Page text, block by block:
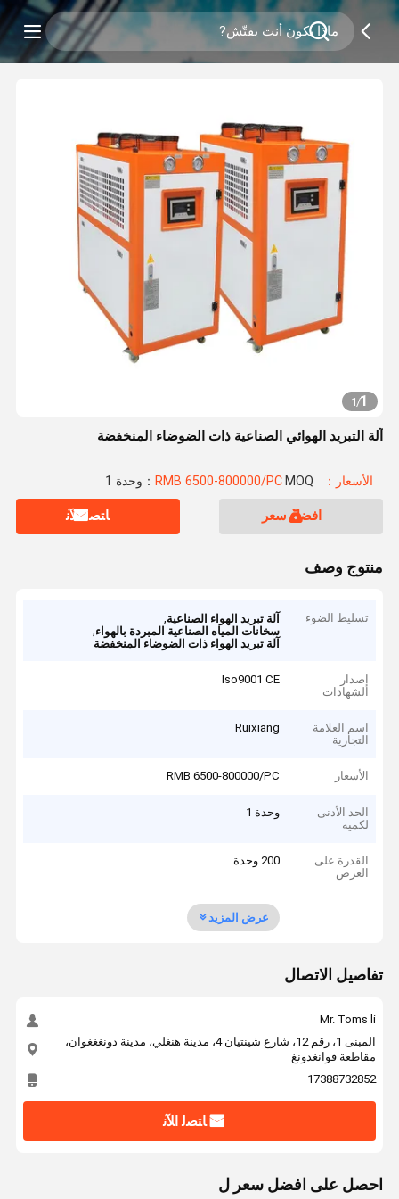
1
/
1
آلة التبريد الهوائي الصناعية ذات الضوضاء المنخفضة
الأسعار：RMB 6500-800000/PC MOQ：وحدة 1
افضل سعر ﺎﺘﺼﻟ ﺍﻶﻧ
منتوج وصف
تسليط الضوء آلة تبريد الهواء الصناعية,
سخانات المياه الصناعية المبردة بالهواء,
آلة تبريد الهواء ذات الضوضاء المنخفضة
إصدار
الشهادات
Iso9001 CE
اسم العلامة
التجارية
Ruixiang
الأسعار RMB 6500-800000/PC
الحد الأدنى
لكمية
وحدة 1
القدرة على
العرض
200 وحدة
عرض المزيد
تفاصيل الاتصال
Mr. Toms li
المبنى 1، رقم 12، شارع شينتيان 4، مدينة هنغلي، مدينة دونغغغوان،
مقاطعة قوانغدونغ
17388732852
ﺎﺘﺼﻟ ﺍﻶﻧ
احصل على افضل سعر ل